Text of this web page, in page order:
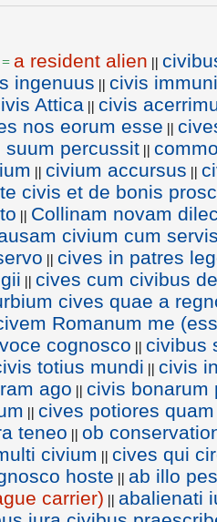
= a resident alien ||
ingenuus || civis
Attica || civis
nos eorum esse ||
suum percussit ||
|| civium accursus ||
civis et de bonis
|| Collinam novam
civium cum
|| cives in patres
|| cives cum civibus
cives quae a
Romanum me
cognosco || civibus
totius mundi || civis
ago || civis bonarum
|| cives potiores
teneo || ob
civium || cives qui
hoste || ab illo
carrier) || abalienati